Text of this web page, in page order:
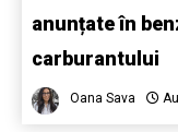
anunțate în
carburantului
Oana Sava